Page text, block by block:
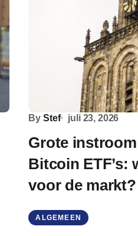
By Stef juli 23, 2026
Grote
Bitcoin ETF’s:
voor de markt?
ALGEMEEN